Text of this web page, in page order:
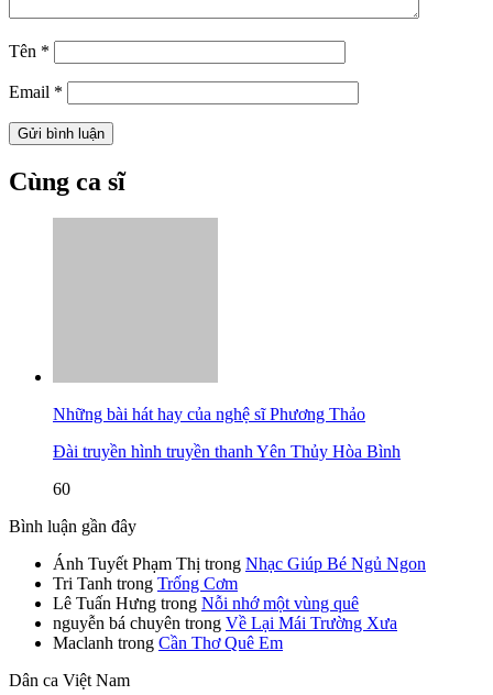
Tên *
Email *
Cùng ca sĩ
Những bài hát hay của nghệ sĩ Phương Thảo
Đài truyền hình truyền thanh Yên Thủy Hòa Bình
60
Bình luận gần đây
Ánh Tuyết Phạm Thị trong Nhạc Giúp Bé Ngủ Ngon
Tri Tanh trong Trống Cơm
Lê Tuấn Hưng trong Nỗi nhớ một vùng quê
nguyễn bá chuyên trong Về Lại Mái Trường Xưa
Maclanh trong Cần Thơ Quê Em
Dân ca Việt Nam